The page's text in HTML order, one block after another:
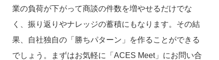
業の負荷が下がって商談の件数を増やせるだけでな
く、振り返りやナレッジの蓄積にもなります。その結
果、自社独自の「勝ちパターン」を作ることができる
でしょう。まずはお気軽に「ACES Meet」にお問い合